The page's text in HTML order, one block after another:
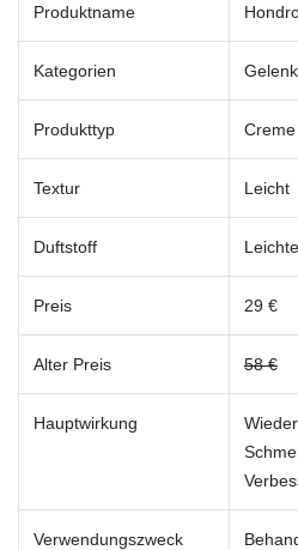
Produktname
Kategorien
Produkttyp Creme
Textur Leicht
Duftstoff
Preis 29 €
Alter Preis 58 €
Hauptwirkung
Verwendungszweck